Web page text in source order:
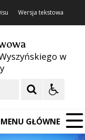
Wersja tekstowa
w
MENU GŁÓWNE